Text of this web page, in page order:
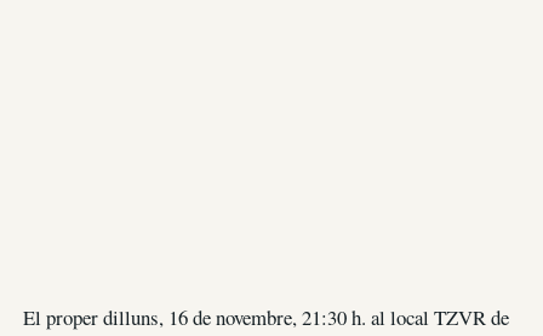
El proper dilluns, 16 de novembre, 21:30 h. al local TZVR de